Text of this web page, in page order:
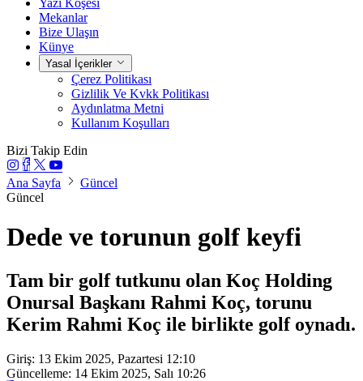
Yazı Köşesi
Mekanlar
Bize Ulaşın
Künye
Yasal İçerikler
Çerez Politikası
Gizlilik Ve Kvkk Politikası
Aydınlatma Metni
Kullanım Koşulları
Bizi Takip Edin
Ana Sayfa
Güncel
Güncel
Dede ve torunun golf keyfi
Tam bir golf tutkunu olan Koç Holding
Onursal Başkanı Rahmi Koç, torunu
Kerim Rahmi Koç ile birlikte golf oynadı.
Giriş: 13 Ekim 2025, Pazartesi 12:10
Güncelleme: 14 Ekim 2025, Salı 10:26